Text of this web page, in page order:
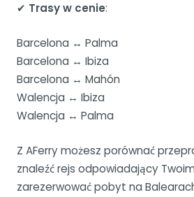
✔ Trasy w cenie:
Barcelona ↔ Palma
Barcelona ↔ Ibiza
Barcelona ↔ Mahón
Walencja ↔ Ibiza
Walencja ↔ Palma
Z AFerry możesz porównać
znaleźć rejs odpowiadający
zarezerwować pobyt na